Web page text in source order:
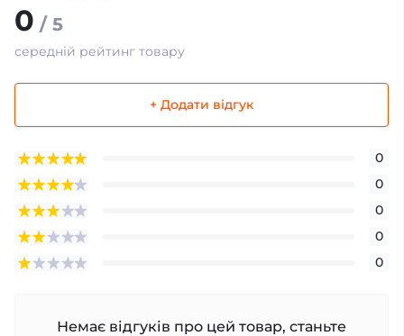
0 / 5
середній рейтинг товару
+ Додати відгук
0
0
0
0
0
Немає відгуків про цей товар, станьте